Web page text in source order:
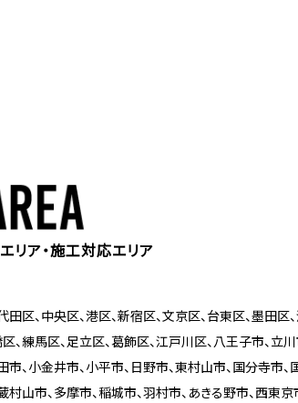
リア・施工対応エリア
区、中央区、港区、新宿区、文京区、台東区、墨田区、
、練馬区、足立区、葛飾区、江戸川区、八王子市、立
市、小金井市、小平市、日野市、東村山市、国分寺市、
山市、多摩市、稲城市、羽村市、あきる野市、西東京